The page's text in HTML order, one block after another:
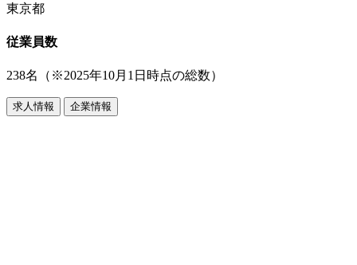
東京都
従業員数
238名（※2025年10月1日時点の総数）
求人情報 企業情報